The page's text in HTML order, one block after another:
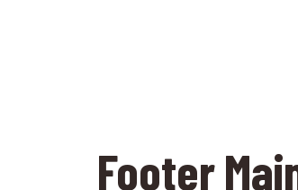
Footer